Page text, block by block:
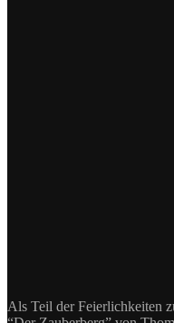
Als Teil der Feierlichkeiten